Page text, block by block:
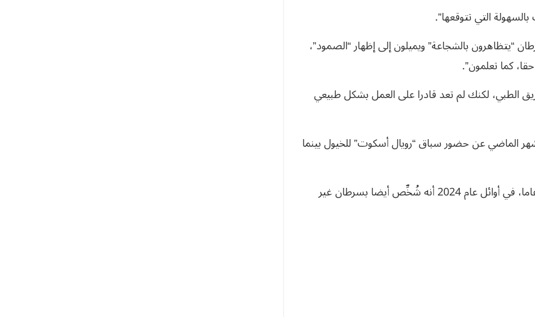
التي تتوقعها”.
“يتظاهرون بالشجاعة” ويميلون إلى إظهار “الصمود”،
كما تعلمون”.
الطبي، لكنك لم تعد قادرا على العمل بشكل طبيعي
الماضي عن حضور سباق “رويال أسكوت” للخيول بينما
وأعلن والد زوجها الملك تشارلز الثالث، البالغ 76 عاما، في أوائل عام 2024 أنه شُخِّص أيضا بسرطان غير